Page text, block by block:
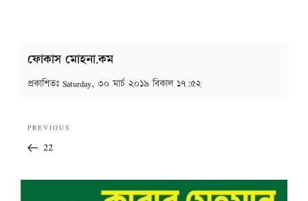
ফোকাস মোহনা.কম
প্রকাশিতঃ Saturday, ৩০ মার্চ ২০১৯ বিকাল ১৭:৫২
navigation
Previous
Post
PREVIOUS
22